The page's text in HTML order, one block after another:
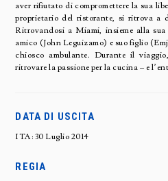
aver rifiutato di compromettere la sua
proprietario del ristorante, si ritrova a
Ritrovandosi a Miami, insieme alla
amico (John Leguizamo) e suo figlio
chiosco ambulante. Durante il
ritrovare la passione per la cucina – e
DATA DI USCITA
ITA: 30 Luglio 2014
REGIA